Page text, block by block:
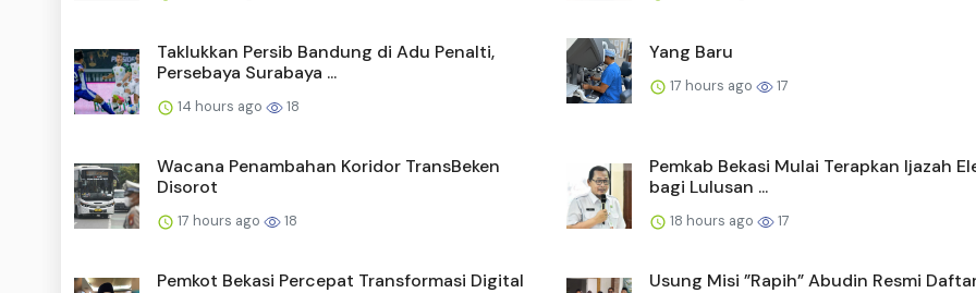
Taklukkan Persib Bandung di Adu Penalti,
Persebaya Surabaya ...
14 hours ago 18
Yang Baru
17 hours ago 17
Wacana Penambahan Koridor TransBeken
Disorot
17 hours ago 18
Pemkab Bekasi Mulai Terapkan Ijazah
bagi Lulusan ...
18 hours ago 17
Pemkot Bekasi Percepat Transformasi Digital
Usung Misi ”Rapih” Abudin Resmi